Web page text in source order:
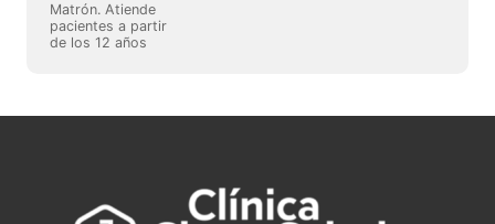
Matrón. Atiende
pacientes a partir
de los 12 años